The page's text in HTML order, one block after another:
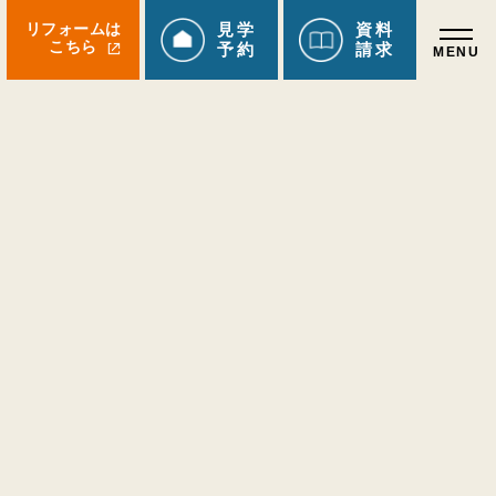
リフォームは
こちら
見学
予約
資料
請求